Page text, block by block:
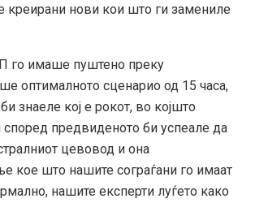
креирани нови кои што ги замениле
го имаше пуштено преку
оптималното сценарио од 15 часа,
знаеле кој е рокот, во којшто
според предвиденото би успеале да
цевовод и она
кое што нашите сограѓани го имаат
нашите експерти луѓето како